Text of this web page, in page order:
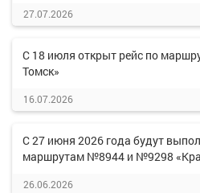
27.07.2026
С 18 июля открыт рейс по
Томск»
16.07.2026
С 27 июня 2026 года будут
маршрутам №8944 и №9298
26.06.2026